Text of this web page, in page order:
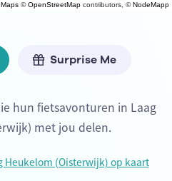
©OpenStreetMap contributors, ©NodeMapp
Surprise Me
hun fietsavonturen in Laag
met jou delen.
Heukelom (Oisterwijk) op kaart